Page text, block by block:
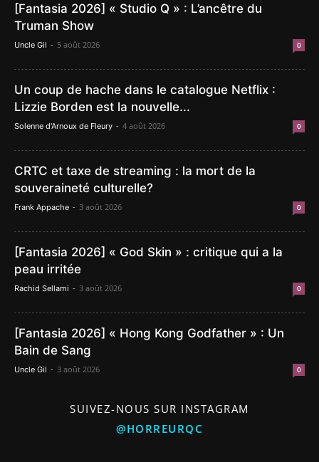
[Fantasia 2026] « Studio Q » : L’ancêtre du
Truman Show
Uncle Gil - 5 août 2026 0
Un coup de hache dans le catalogue Netflix :
Lizzie Borden est la nouvelle...
Solenne d'Arnoux de Fleury - 4 août 2026 0
CRTC et taxe de streaming : la mort de la
souveraineté culturelle?
Frank Appache - 3 août 2026 0
[Fantasia 2026] « God Skin » : critique qui a la
peau irritée
Rachid Sellami - 3 août 2026 0
[Fantasia 2026] « Hong Kong Godfather » : Un
Bain de Sang
Uncle Gil - 3 août 2026 0
SUIVEZ-NOUS SUR INSTAGRAM
@HORREURQC